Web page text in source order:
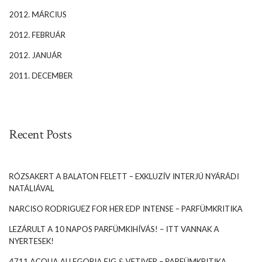
2012. MÁRCIUS
2012. FEBRUÁR
2012. JANUÁR
2011. DECEMBER
Recent Posts
RÓZSAKERT A BALATON FELETT – EXKLUZÍV INTERJÚ NYÁRÁDI
NATÁLIÁVAL
NARCISO RODRIGUEZ FOR HER EDP INTENSE – PARFÜMKRITIKA
LEZÁRULT A 10 NAPOS PARFÜMKIHÍVÁS! – ITT VANNAK A
NYERTESEK!